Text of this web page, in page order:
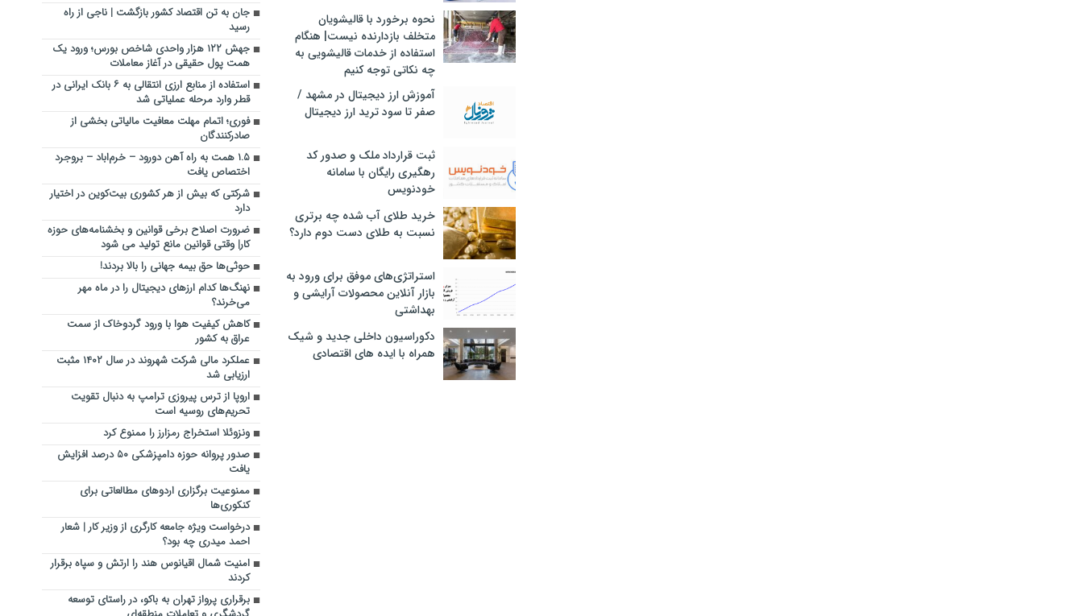
نحوه برخورد با قالیشویان
متخلف بازدارنده نیست| هنگام
استفاده از خدمات قالیشویی به
چه نکاتی توجه کنیم
آموزش ارز دیجیتال در مشهد /
صفر تا سود ترید ارز دیجیتال
ثبت قرارداد ملک و صدور کد
رهگیری رایگان با سامانه
خودنویس
خرید طلای آب شده چه برتری
نسبت به طلای دست دوم دارد؟
استراتژی‌های موفق برای ورود به
بازار آنلاین محصولات آرایشی و
بهداشتی
دکوراسیون داخلی جدید و شیک
همراه با ایده های اقتصادی
جان به تن اقتصاد کشور باز‌گشت | ناجی از راه
رسید
جهش ۱۲۲ هزار واحدی شاخص بورس؛ ورود یک
همت پول حقیقی در آغاز معاملات
استفاده از منابع ارزی انتقالی به ۶ بانک ایرانی در
قطر وارد مرحله عملیاتی شد
فوری؛ اتمام مهلت معافیت مالیاتی بخشی از
صادرکنندگان
۱.۵ همت به راه آهن دورود – خرم‌اباد – بروجرد
اختصاص یافت
شرکتی که بیش از هر کشوری بیت‌کوین در اختیار
دارد
ضرورت اصلاح برخی قوانین و بخشنامه‌های حوزه
کار| وقتی قوانین مانع تولید می شود
حوثی‌ها حق بیمه جهانی را بالا بردند!
نهنگ‌ها کدام ارزهای دیجیتال را در ماه مهر
می‌خرند؟
کاهش کیفیت هوا با ورود گردوخاک از سمت
عراق به کشور
عملکرد مالی شرکت شهروند در سال ۱۴۰۲ مثبت
ارزیابی شد
اروپا از ترس پیروزی ترامپ به دنبال تقویت
تحریم‌های روسیه است
ونزوئلا استخراج رمزارز را ممنوع کرد
صدور پروانه حوزه دامپزشکی ۵۰ درصد افزایش
یافت
ممنوعیت برگزاری اردوهای مطالعاتی برای
کنکوری‌ها
درخواست ویژه جامعه کارگری از وزیر کار | شعار
احمد میدری چه بود؟
امنیت شمال اقیانوس هند را ارتش و سپاه ‌برقرار
کردند
برقراری پرواز تهران به باکو، در راستای توسعه